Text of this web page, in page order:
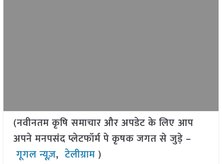
(नवीनतम कृषि समाचार और अपडेट के लिए आप
अपने मनपसंद प्लेटफॉर्म पे कृषक जगत से जुड़े –
गूगल न्यूज़,टेलीग्राम )